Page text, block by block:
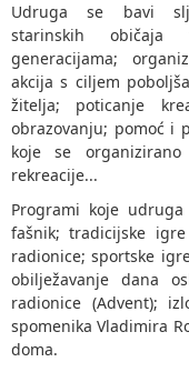
Udruga se bavi
starinskih običaja
generacijama;
akcija s ciljem
žitelja; poticanje
obrazovanju; pomoć i
koje se
rekreacije...
Programi koje
fašnik; tradicijske
radionice; sportske
obilježavanje dana
radionice (Advent);
spomenika Vladimira
doma.